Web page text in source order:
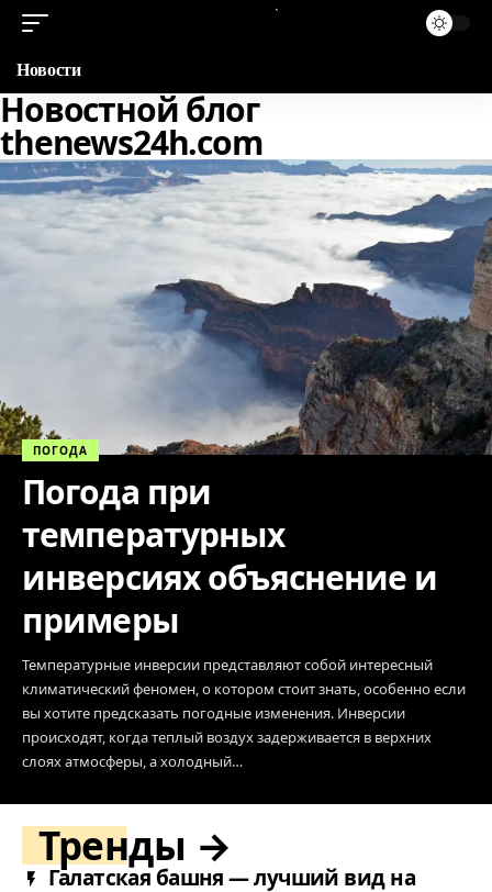
Новости
Новостной блог
thenews24h.com
ПОГОДА
Погода при
температурных
инверсиях объяснение и
примеры
Температурные инверсии представляют собой интересный
климатический феномен, о котором стоит знать, особенно если
вы хотите предсказать погодные изменения. Инверсии
происходят, когда теплый воздух задерживается в верхних
слоях атмосферы, а холодный…
Тренды →
Галатская башня — лучший вид на